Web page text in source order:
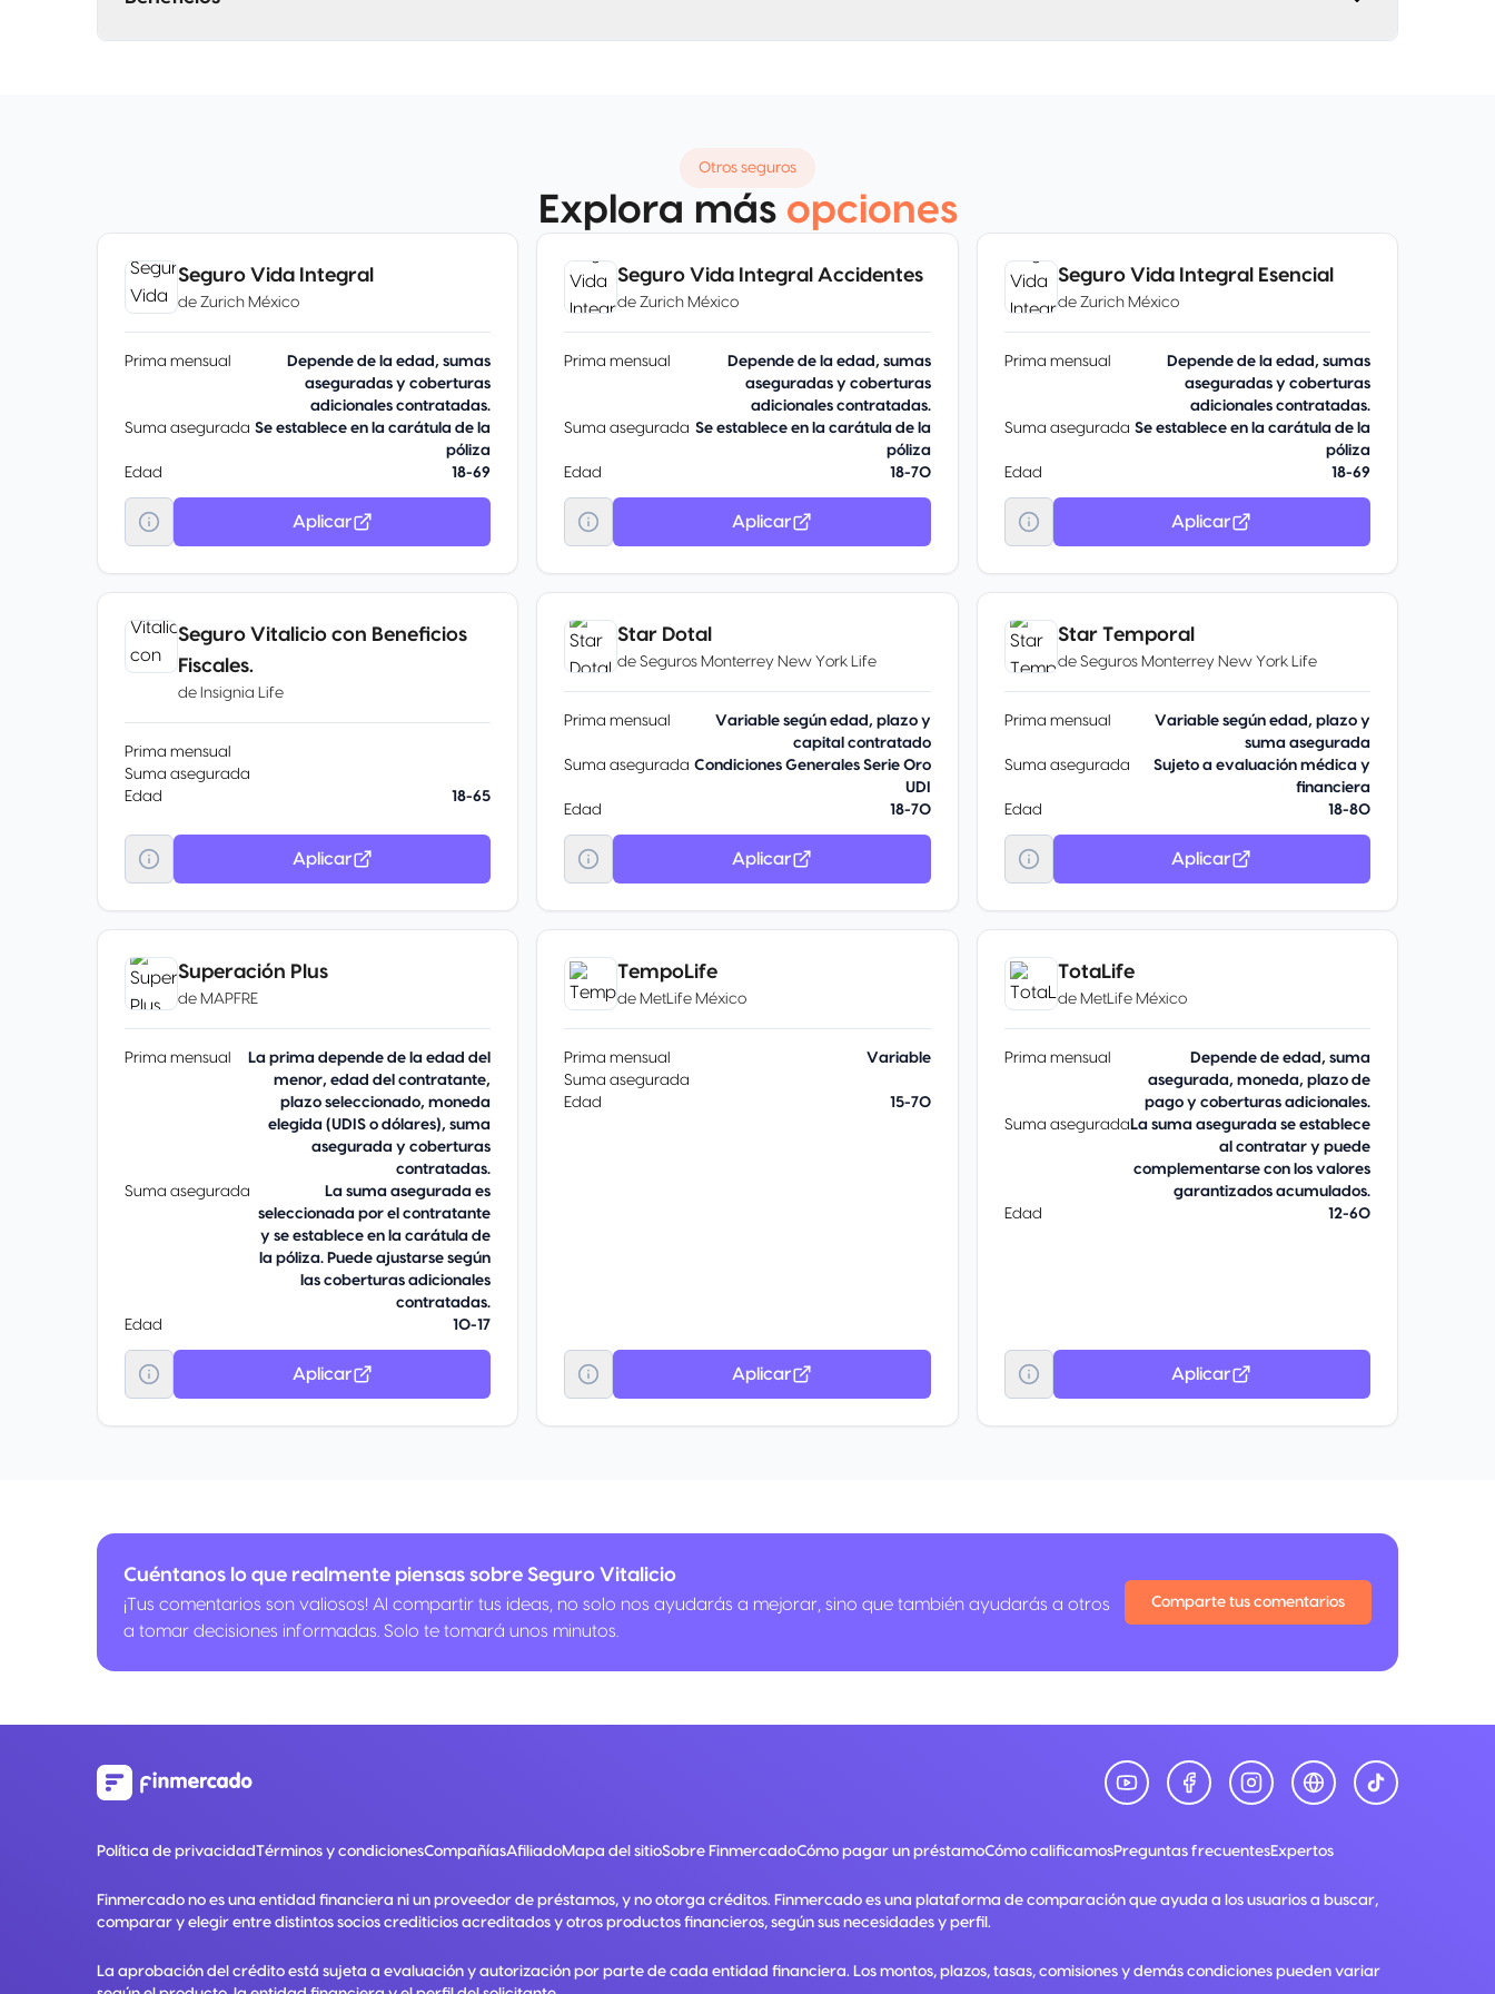
Otros seguros
Explora más opciones
Seguro Vida Integral
de Zurich México
Prima mensual
Depende de la edad, sumas
aseguradas y coberturas
adicionales contratadas.
Suma asegurada Se establece en la carátula de la
póliza
Edad
18-69
Aplicar
Seguro Vida Integral Accidentes
de Zurich México
Prima mensual
Depende de la edad, sumas
aseguradas y coberturas
adicionales contratadas.
Suma asegurada Se establece en la carátula de la
póliza
Edad
18-70
Aplicar
Seguro Vida Integral Esencial
de Zurich México
Prima mensual
Depende de la edad, sumas
aseguradas y coberturas
adicionales contratadas.
Suma asegurada Se establece en la carátula de la
póliza
Edad
18-69
Aplicar
Seguro Vitalicio con Beneficios
Fiscales.
de Insignia Life
Prima mensual
Suma asegurada
Edad
18-65
Aplicar
Star Dotal
de Seguros Monterrey New York Life
Prima mensual
Variable según edad, plazo y
capital contratado
Suma asegurada Condiciones Generales Serie Oro
UDI
Edad
18-70
Aplicar
Star Temporal
de Seguros Monterrey New York Life
Prima mensual
Variable según edad, plazo y
suma asegurada
Suma asegurada
Sujeto a evaluación médica y
financiera
Edad
18-80
Aplicar
Superación Plus
de MAPFRE
Prima mensual
La prima depende de la edad del
menor, edad del contratante,
plazo seleccionado, moneda
elegida (UDIS o dólares), suma
asegurada y coberturas
contratadas.
Suma asegurada
La suma asegurada es
seleccionada por el contratante
y se establece en la carátula de
la póliza. Puede ajustarse según
las coberturas adicionales
contratadas.
Edad
10-17
Aplicar
TempoLife
de MetLife México
Prima mensual
Variable
Suma asegurada
Edad
15-70
Aplicar
TotaLife
de MetLife México
Prima mensual
Depende de edad, suma
asegurada, moneda, plazo de
pago y coberturas adicionales.
Suma asegurada La suma asegurada se establece
al contratar y puede
complementarse con los valores
garantizados acumulados.
Edad
12-60
Aplicar
Cuéntanos lo que realmente piensas sobre Seguro Vitalicio
¡Tus comentarios son valiosos! Al compartir tus ideas, no solo nos ayudarás a mejorar, sino que también ayudarás a otros
a tomar decisiones informadas. Solo te tomará unos minutos.
Comparte tus comentarios
Política de privacidadTérminos y condicionesCompañíasAfiliadoMapa del sitioSobre FinmercadoCómo pagar un préstamoCómo calificamosPreguntas frecuentesExpertos
Finmercado no es una entidad financiera ni un proveedor de préstamos, y no otorga créditos. Finmercado es una plataforma de comparación que ayuda a los usuarios a buscar,
comparar y elegir entre distintos socios crediticios acreditados y otros productos financieros, según sus necesidades y perfil.
La aprobación del crédito está sujeta a evaluación y autorización por parte de cada entidad financiera. Los montos, plazos, tasas, comisiones y demás condiciones pueden variar